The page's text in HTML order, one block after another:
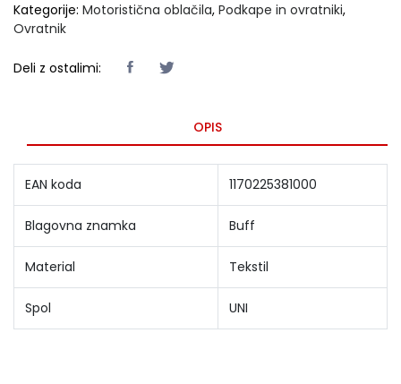
Kategorije: Motoristična oblačila, Podkape in ovratniki,
Ovratnik
Deli z ostalimi:
OPIS
EAN koda 1170225381000
Blagovna znamka Buff
Material Tekstil
Spol UNI